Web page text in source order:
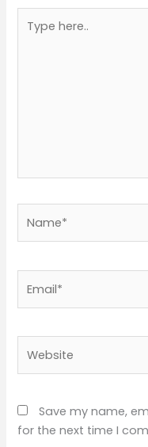
here..
Save my name,
for the next time I